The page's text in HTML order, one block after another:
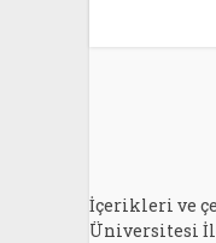
İçerikleri ve
Üniversitesi